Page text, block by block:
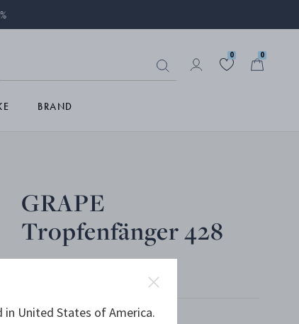
0 0
BRAND
GRAPE
Tropfenfänger 428
United States of America.